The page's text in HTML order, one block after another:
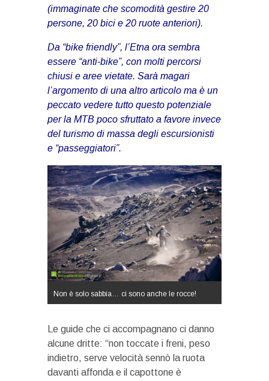
(immaginate che scomodità gestire 20
persone, 20 bici e 20 ruote anteriori).
Da “bike friendly”, l’Etna ora sembra
essere “anti-bike”, con molti percorsi
chiusi e aree vietate. Sarà magari
l’argomento di una altro articolo ma è un
peccato vedere tutto questo potenziale
per la MTB poco sfruttato a favore invece
del turismo di massa degli escursionisti
e “passeggiatori”.
Non è solo sabbia… ci sono anche le rocce!
Le guide che ci accompagnano ci danno
alcune dritte: “non toccate i freni, peso
indietro, serve velocità sennò la ruota
davanti affonda e il capottone è